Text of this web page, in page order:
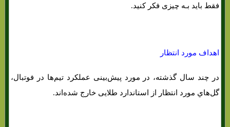
فقط باید بـه چیزی فکر کنید.
اهداف مورد انتظار
در چند سال گذشته، در مورد پیش‌بینی عملکرد تیم‌ها در فوتبال،
گل‌هاي‌ مورد انتظار از استاندارد طلایی خارج شده‌اند.